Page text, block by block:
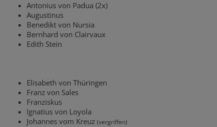
Antonius von Padua (2x)
Augustinus
Benedikt von Nursia
Bernhard von Clairvaux
Edith Stein
Elisabeth von Thüringen
Franz von Sales
Franziskus
Ignatius von Loyola
Johannes vom Kreuz (vergriffen)